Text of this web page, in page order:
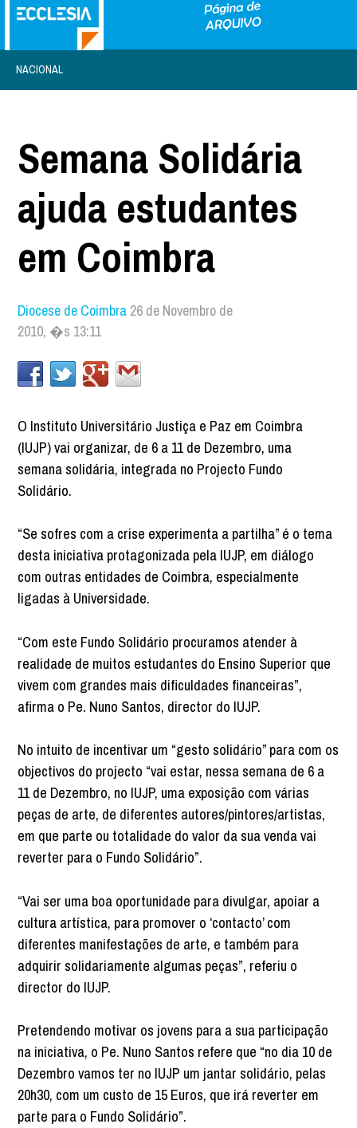
NACIONAL
Semana Solidária
ajuda estudantes
em Coimbra
Diocese de Coimbra 26 de Novembro de
2010, �s 13:11
O Instituto Universitário Justiça e Paz em Coimbra
(IUJP) vai organizar, de 6 a 11 de Dezembro, uma
semana solidária, integrada no Projecto Fundo
Solidário.
“Se sofres com a crise experimenta a partilha” é o tema
desta iniciativa protagonizada pela IUJP, em diálogo
com outras entidades de Coimbra, especialmente
ligadas à Universidade.
“Com este Fundo Solidário procuramos atender à
realidade de muitos estudantes do Ensino Superior que
vivem com grandes mais dificuldades financeiras”,
afirma o Pe. Nuno Santos, director do IUJP.
No intuito de incentivar um “gesto solidário” para com os
objectivos do projecto “vai estar, nessa semana de 6 a
11 de Dezembro, no IUJP, uma exposição com várias
peças de arte, de diferentes autores/pintores/artistas,
em que parte ou totalidade do valor da sua venda vai
reverter para o Fundo Solidário”.
“Vai ser uma boa oportunidade para divulgar, apoiar a
cultura artística, para promover o ‘contacto’ com
diferentes manifestações de arte, e também para
adquirir solidariamente algumas peças”, referiu o
director do IUJP.
Pretendendo motivar os jovens para a sua participação
na iniciativa, o Pe. Nuno Santos refere que “no dia 10 de
Dezembro vamos ter no IUJP um jantar solidário, pelas
20h30, com um custo de 15 Euros, que irá reverter em
parte para o Fundo Solidário”.